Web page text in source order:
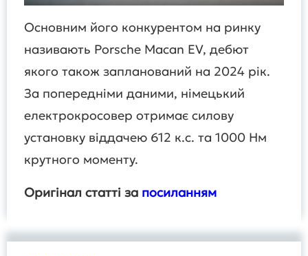
Основним його конкурентом на ринку
називають Porsche Macan EV, дебют
якого також запланований на 2024 рік.
За попередніми даними, німецький
електрокросовер отримає силову
установку віддачею 612 к.с. та 1000 Нм
крутного моменту.
Оригінал статті за посиланням